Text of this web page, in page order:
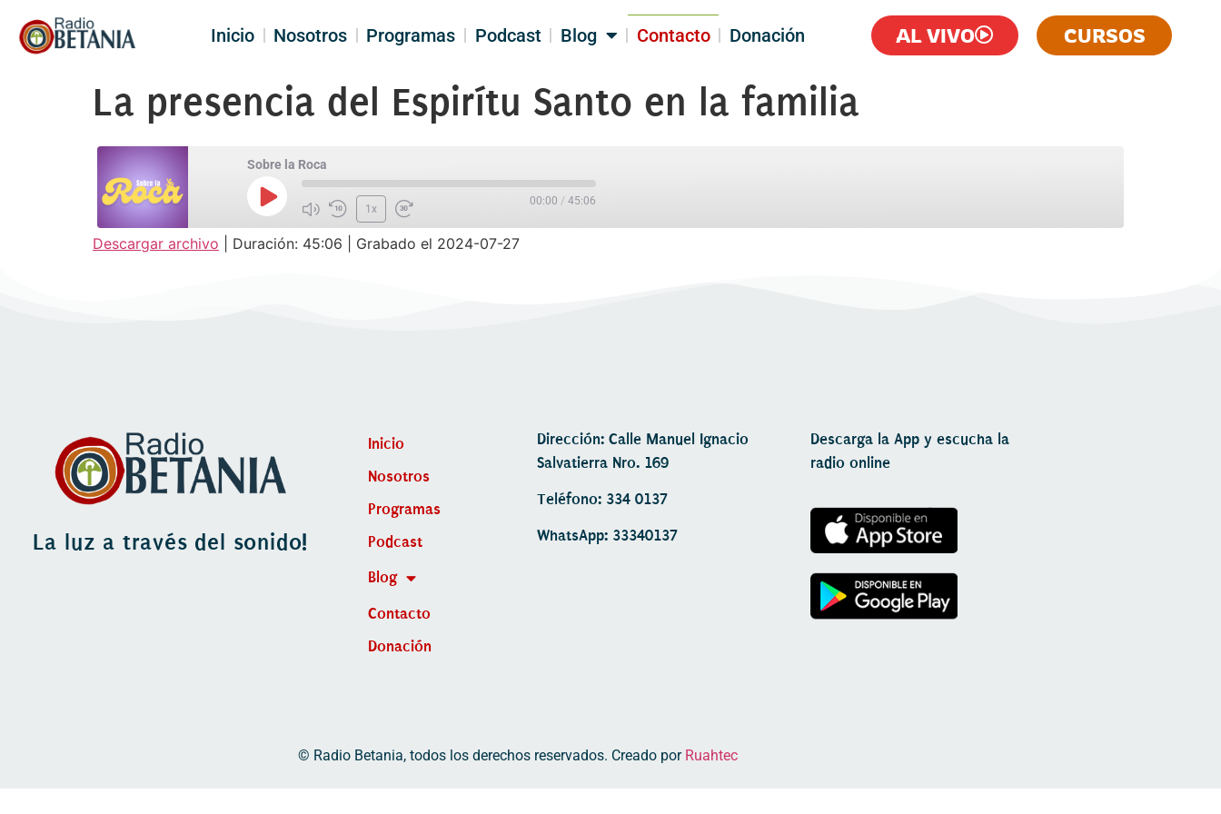
Inicio Nosotros Programas Podcast Blog Contacto Donación AL VIVO CURSOS
La presencia del Espirítu Santo en la familia
Sobre la Roca
1x
00:00 / 45:06
SUSCRIBIR COMPARTIR
Descargar archivo Duración: 45:06 Grabado el 2024-07-27
La luz a través del sonido!
Inicio
Nosotros
Programas
Podcast
Blog
Contacto
Donación
Dirección: Calle Manuel Ignacio
Salvatierra Nro. 169
Teléfono: 334 0137
WhatsApp: 33340137
Descarga la App y escucha la
radio online
© Radio Betania, todos los derechos reservados. Creado por Ruahtec